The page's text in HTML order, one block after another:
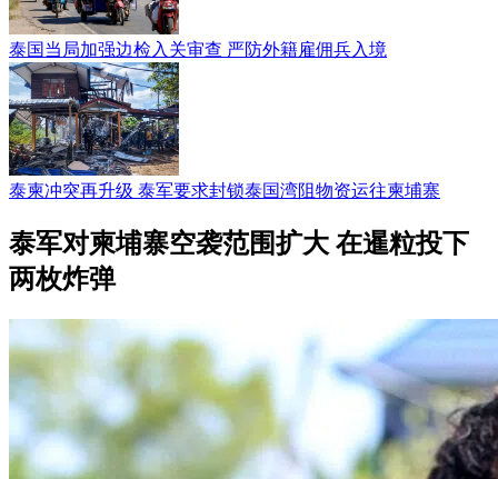
泰国当局加强边检入关审查 严防外籍雇佣兵入境
泰柬冲突再升级 泰军要求封锁泰国湾阻物资运往柬埔寨
泰军对柬埔寨空袭范围扩大 在暹粒投下
两枚炸弹